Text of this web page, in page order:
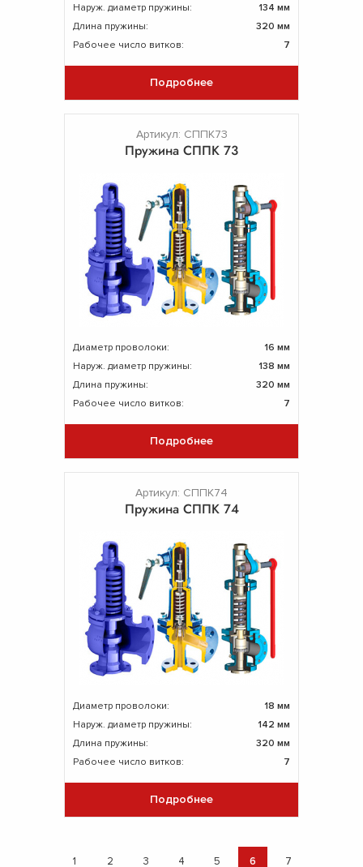
Наруж. диаметр пружины:
134 мм
Длина пружины:
320 мм
Рабочее число витков:
7
Подробнее
Артикул: СППК73
Пружина СППК 73
Диаметр проволоки:
16 мм
Наруж. диаметр пружины:
138 мм
Длина пружины:
320 мм
Рабочее число витков:
7
Подробнее
Артикул: СППК74
Пружина СППК 74
Диаметр проволоки:
18 мм
Наруж. диаметр пружины:
142 мм
Длина пружины:
320 мм
Рабочее число витков:
7
Подробнее
1 2 3 4 5 6 7